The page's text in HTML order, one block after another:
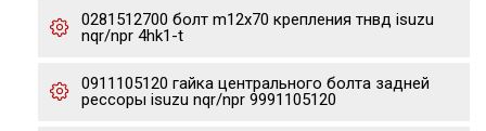
0281512700 болт m12x70 крепления тнвд isuzu
nqr/npr 4hk1-t
0911105120 гайка центрального болта задней
рессоры isuzu nqr/npr 9991105120